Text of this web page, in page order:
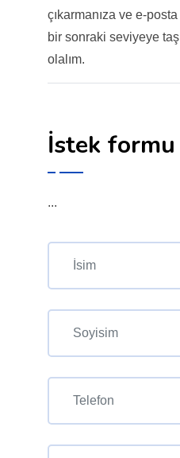
çıkarmanıza ve e-
bir sonraki seviyeye
olalım.
İstek formu
...